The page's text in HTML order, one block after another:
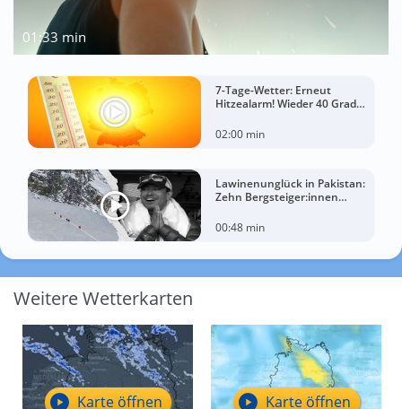
01:33 min
7-Tage-Wetter: Erneut
Hitzealarm! Wieder 40 Grad
02:00 min
Lawinenunglück in Pakistan:
Zehn Bergsteiger:innen
00:48 min
Weitere Wetterkarten
Karte öffnen Karte öffnen